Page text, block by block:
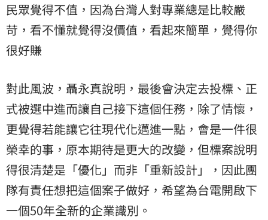
民眾覺得不值，因為台灣人對專業總是比較嚴
苛，看不懂就覺得沒價值，看起來簡單，覺得你
很好賺
對此風波，聶永真說明，最後會決定去投標、正
式被選中進而讓自己接下這個任務，除了情懷，
更覺得若能讓它往現代化邁進一點，會是一件很
榮幸的事，原本期待是更大的改變，但標案說明
得很清楚是「優化」而非「重新設計」，因此團
隊有責任想把這個案子做好，希望為台電開啟下
一個50年全新的企業識別。